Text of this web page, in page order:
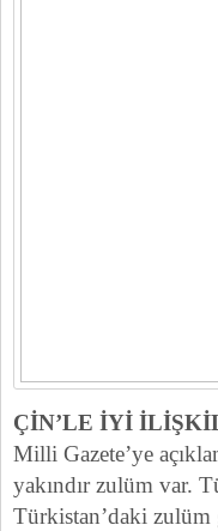
ÇİN’LE İYİ
Milli Gazete’ye
yakındır zulüm var.
Türkistan’daki zulüm